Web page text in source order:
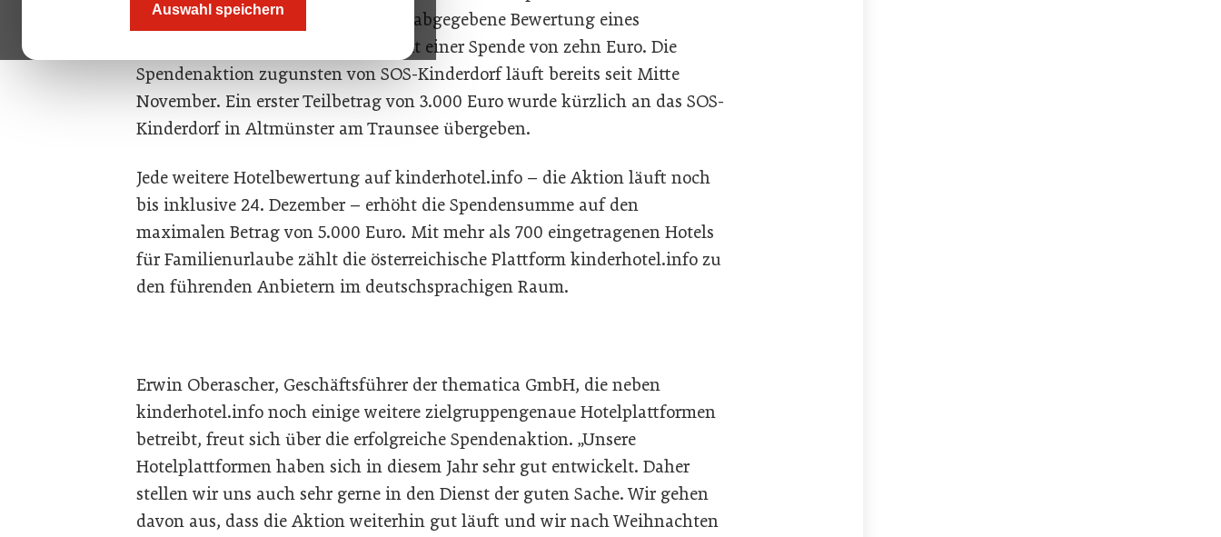
Auswahl speichern
www.kinderhotel.info
belohnt jede abgegebene Bewertung eines
Hotelgastes auf kinderhotel.info mit einer Spende von zehn Euro. Die
Spendenaktion zugunsten von SOS-Kinderdorf läuft bereits seit Mitte
November. Ein erster Teilbetrag von 3.000 Euro wurde kürzlich an das SOS-
Kinderdorf in Altmünster am Traunsee übergeben.
Jede weitere Hotelbewertung auf kinderhotel.info – die Aktion läuft noch
bis inklusive 24. Dezember – erhöht die Spendensumme auf den
maximalen Betrag von 5.000 Euro. Mit mehr als 700 eingetragenen Hotels
für Familienurlaube zählt die österreichische Plattform kinderhotel.info zu
den führenden Anbietern im deutschsprachigen Raum.
Erwin Oberascher, Geschäftsführer der thematica GmbH, die neben
kinderhotel.info noch einige weitere zielgruppengenaue Hotelplattformen
betreibt, freut sich über die erfolgreiche Spendenaktion. „Unsere
Hotelplattformen haben sich in diesem Jahr sehr gut entwickelt. Daher
stellen wir uns auch sehr gerne in den Dienst der guten Sache. Wir gehen
davon aus, dass die Aktion weiterhin gut läuft und wir nach Weihnachten